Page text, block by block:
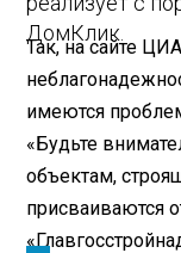
ДомКлик.
Так, на сайте
имеются
«Будьте
объектам,
присваиваются